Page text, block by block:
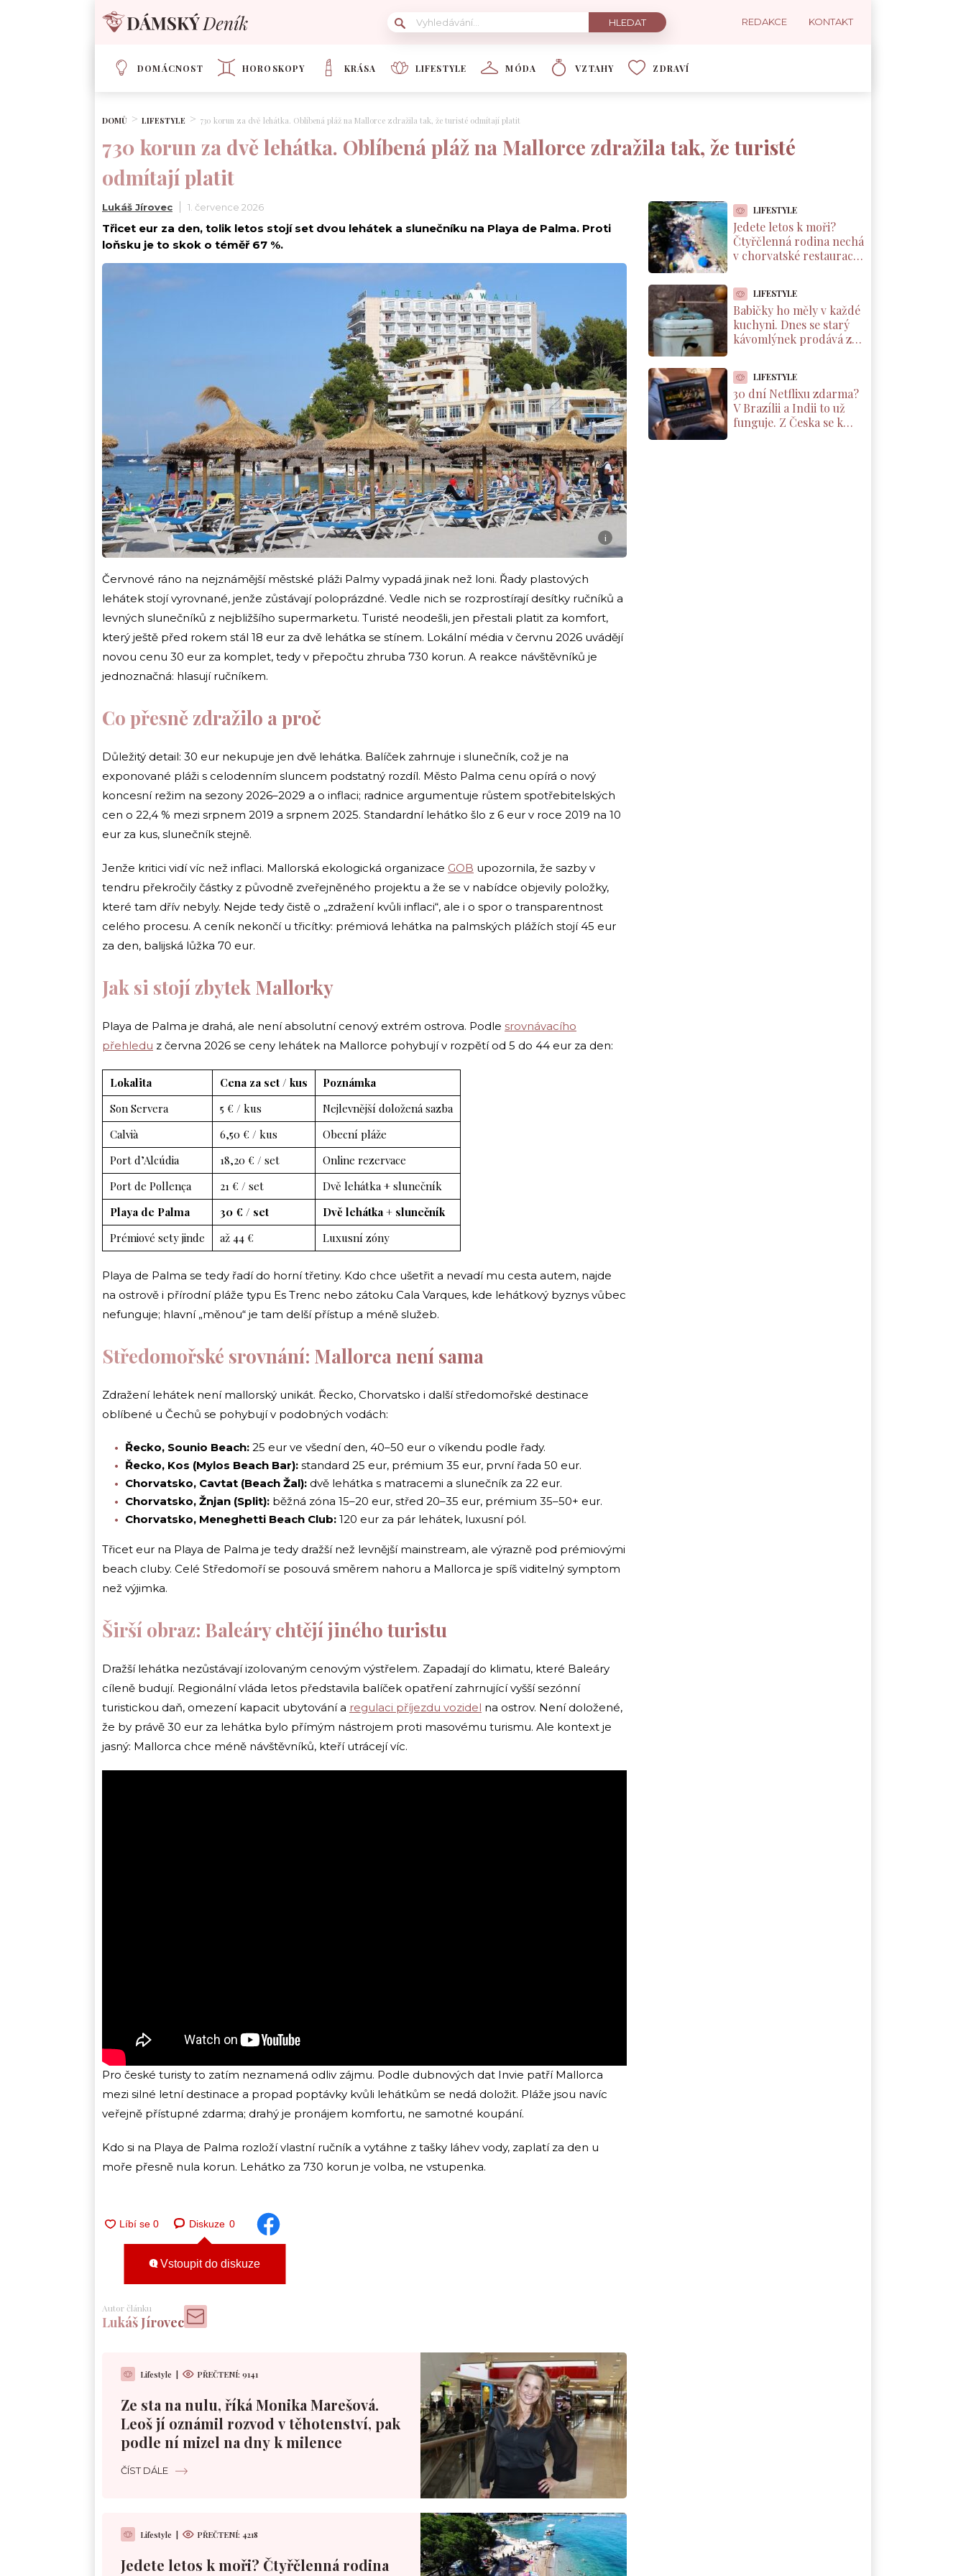
REDAKCE KONTAKT
DOMÁCNOST HOROSKOPY KRÁSA LIFESTYLE MÓDA VZTAHY ZDRAVÍ
DOMŮ LIFESTYLE 730 korun za dvě lehátka. Oblíbená pláž na Mallorce zdražila tak, že turisté odmítají platit
730 korun za dvě lehátka. Oblíbená pláž na Mallorce zdražila tak, že turisté
odmítají platit
Lukáš Jírovec 1. července 2026
Třicet eur za den, tolik letos stojí set dvou lehátek a slunečníku na Playa de Palma. Proti
loňsku je to skok o téměř 67 %.
i
Červnové ráno na nejznámější městské pláži Palmy vypadá jinak než loni. Řady plastových
lehátek stojí vyrovnané, jenže zůstávají poloprázdné. Vedle nich se rozprostírají desítky ručníků a
levných slunečníků z nejbližšího supermarketu. Turisté neodešli, jen přestali platit za komfort,
který ještě před rokem stál 18 eur za dvě lehátka se stínem. Lokální média v červnu 2026 uvádějí
novou cenu 30 eur za komplet, tedy v přepočtu zhruba 730 korun. A reakce návštěvníků je
jednoznačná: hlasují ručníkem.
Co přesně zdražilo a proč
Důležitý detail: 30 eur nekupuje jen dvě lehátka. Balíček zahrnuje i slunečník, což je na
exponované pláži s celodenním sluncem podstatný rozdíl. Město Palma cenu opírá o nový
koncesní režim na sezony 2026–2029 a o inflaci; radnice argumentuje růstem spotřebitelských
cen o 22,4 % mezi srpnem 2019 a srpnem 2025. Standardní lehátko šlo z 6 eur v roce 2019 na 10
eur za kus, slunečník stejně.
Jenže kritici vidí víc než inflaci. Mallorská ekologická organizace GOB upozornila, že sazby v
tendru překročily částky z původně zveřejněného projektu a že se v nabídce objevily položky,
které tam dřív nebyly. Nejde tedy čistě o „zdražení kvůli inflaci“, ale i o spor o transparentnost
celého procesu. A ceník nekončí u třicítky: prémiová lehátka na palmských plážích stojí 45 eur
za den, balijská lůžka 70 eur.
Jak si stojí zbytek Mallorky
Playa de Palma je drahá, ale není absolutní cenový extrém ostrova. Podle srovnávacího
přehledu z června 2026 se ceny lehátek na Mallorce pohybují v rozpětí od 5 do 44 eur za den:
Lokalita Cena za set / kus
Poznámka
Son Servera
5 € / kus
Nejlevnější doložená sazba
Calvià
6,50 € / kus
Obecní pláže
Port d’Alcúdia
18,20 € / set
Online rezervace
Port de Pollença
21 € / set
Dvě lehátka + slunečník
Playa de Palma
30 € / set
Dvě lehátka + slunečník
Prémiové sety jinde
až 44 € Luxusní zóny
Playa de Palma se tedy řadí do horní třetiny. Kdo chce ušetřit a nevadí mu cesta autem, najde
na ostrově i přírodní pláže typu Es Trenc nebo zátoku Cala Varques, kde lehátkový byznys vůbec
nefunguje; hlavní „měnou“ je tam delší přístup a méně služeb.
Středomořské srovnání: Mallorca není sama
Zdražení lehátek není mallorský unikát. Řecko, Chorvatsko i další středomořské destinace
oblíbené u Čechů se pohybují v podobných vodách:
Řecko, Sounio Beach: 25 eur ve všední den, 40–50 eur o víkendu podle řady.
Řecko, Kos (Mylos Beach Bar): standard 25 eur, prémium 35 eur, první řada 50 eur.
Chorvatsko, Cavtat (Beach Žal): dvě lehátka s matracemi a slunečník za 22 eur.
Chorvatsko, Žnjan (Split): běžná zóna 15–20 eur, střed 20–35 eur, prémium 35–50+ eur.
Chorvatsko, Meneghetti Beach Club: 120 eur za pár lehátek, luxusní pól.
Třicet eur na Playa de Palma je tedy dražší než levnější mainstream, ale výrazně pod prémiovými
beach cluby. Celé Středomoří se posouvá směrem nahoru a Mallorca je spíš viditelný symptom
než výjimka.
Širší obraz: Baleáry chtějí jiného turistu
Dražší lehátka nezůstávají izolovaným cenovým výstřelem. Zapadají do klimatu, které Baleáry
cíleně budují. Regionální vláda letos představila balíček opatření zahrnující vyšší sezónní
turistickou daň, omezení kapacit ubytování a regulaci příjezdu vozidel na ostrov. Není doložené,
že by právě 30 eur za lehátka bylo přímým nástrojem proti masovému turismu. Ale kontext je
jasný: Mallorca chce méně návštěvníků, kteří utrácejí víc.
Pro české turisty to zatím neznamená odliv zájmu. Podle dubnových dat Invie patří Mallorca
mezi silné letní destinace a propad poptávky kvůli lehátkům se nedá doložit. Pláže jsou navíc
veřejně přístupné zdarma; drahý je pronájem komfortu, ne samotné koupání.
Kdo si na Playa de Palma rozloží vlastní ručník a vytáhne z tašky láhev vody, zaplatí za den u
moře přesně nula korun. Lehátko za 730 korun je volba, ne vstupenka.
Diskuze 0
Vstoupit do diskuze
Autor článku
Lukáš Jírovec
Lifestyle PŘEČTENÍ: 9141
Ze sta na nulu, říká Monika Marešová.
Leoš jí oznámil rozvod v těhotenství, pak
podle ní mizel na dny k milence
ČÍST DÁLE
Lifestyle PŘEČTENÍ: 4218
Jedete letos k moři? Čtyřčlenná rodina
LIFESTYLE
Jedete letos k moři?
Čtyřčlenná rodina nechá
v chorvatské restauraci
večeři
LIFESTYLE
Babičky ho měly v každé
kuchyni. Dnes se starý
kávomlýnek prodává za
jednou podmínkou
LIFESTYLE
30 dní Netflixu zdarma?
V Brazílii a Indii to už
funguje. Z Česka se k